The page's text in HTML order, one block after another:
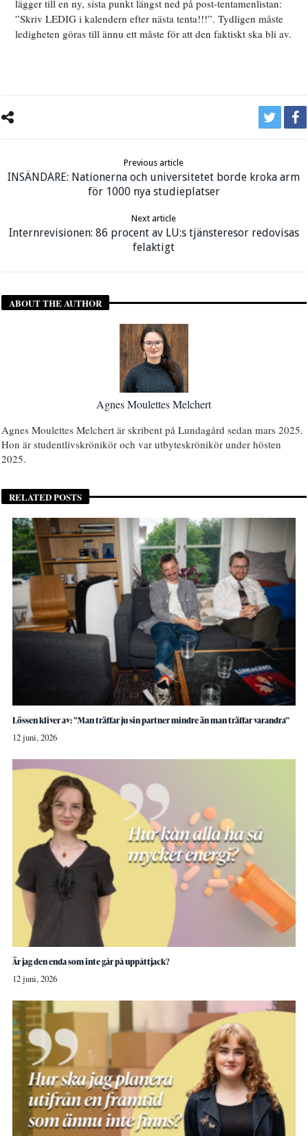
lägger till en ny, sista punkt längst ned på post-tentamenlistan:
”Skriv LEDIG i kalendern efter nästa tenta!!!”. Tydligen måste
ledigheten göras till ännu ett måste för att den faktiskt ska bli av.
Previous article
INSÄNDARE: Nationerna och universitetet borde kroka arm
för 1000 nya studieplatser
Next article
Internrevisionen: 86 procent av LU:s tjänsteresor redovisas
felaktigt
ABOUT THE AUTHOR
Agnes Moulettes Melchert
Agnes Moulettes Melchert är skribent på Lundagård sedan mars 2025.
Hon är studentlivskrönikör och var utbyteskrönikör under hösten
2025.
RELATED POSTS
Lössen kliver av: ”Man träffar ju sin partner mindre än man träffar varandra”
12 juni, 2026
Är jag den enda som inte går på uppåttjack?
12 juni, 2026